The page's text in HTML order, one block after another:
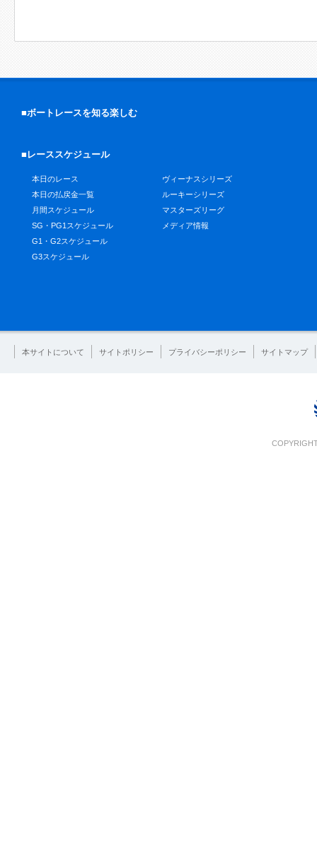
■ボートレースを知る楽しむ
■レーススケジュール
本日のレース
本日の払戻金一覧
月間スケジュール
SG・PG1スケジュール
G1・G2スケジュール
G3スケジュール
ヴィーナスシリーズ
ルーキーシリーズ
マスターズリーグ
メディア情報
本サイトについて サイトポリシー プライバシーポリシー サイトマップ